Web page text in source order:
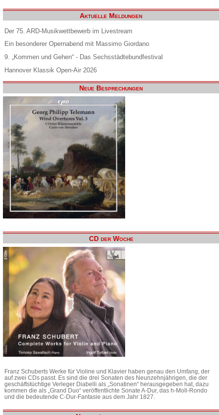
Aktuelle Meldungen
Der 75. ARD-Musikwettbewerb im Livestream
Ein besonderer Opernabend mit Massimo Giordano
9. „Kommen und Gehen“ - Das Sechsstädtebundfestival
Hannover Klassik Open-Air 2026
Neue Besprechungen
CD der Woche
Franz Schuberts Werke für Violine und Klavier haben genau den Umfang, der
auf zwei CDs passt. Es sind die drei Sonaten des Neunzehnjährigen, die der
geschäftstüchtige Verleger Diabelli als „Sonatinen“ herausgegeben hat, dazu
kommen die als „Grand Duo“ veröffentlichte Sonate A-Dur, das h-Moll-Rondo
und die bedeutende C-Dur-Fantasie aus dem Jahr 1827.